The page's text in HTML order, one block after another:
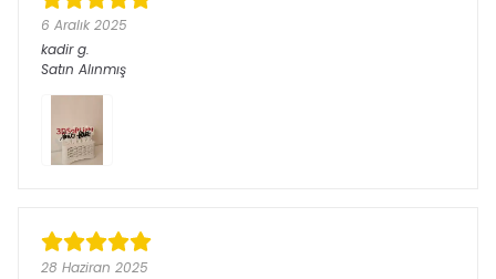
6 Aralık 2025
kadir g.
Satın Alınmış
28 Haziran 2025